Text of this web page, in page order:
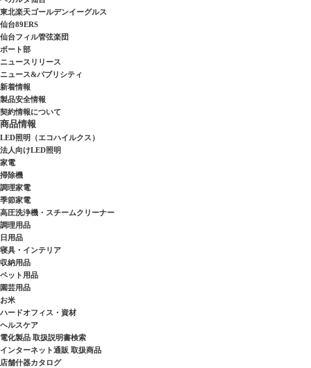
東北楽天ゴールデンイーグルス
仙台89ERS
仙台フィル管弦楽団
ボート部
ニュースリリース
ニュース&パブリシティ
新着情報
製品安全情報
契約情報について
商品情報
LED照明（エコハイルクス）
法人向けLED照明
家電
掃除機
調理家電
季節家電
高圧洗浄機・スチームクリーナー
調理用品
日用品
寝具・インテリア
収納用品
ペット用品
園芸用品
お米
ハードオフィス・資材
ヘルスケア
電化製品 取扱説明書検索
インターネット通販 取扱商品
店舗什器カタログ